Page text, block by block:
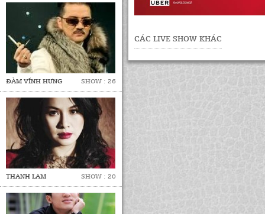
ĐÀM VĨNH HƯNG SHOW : 26
THANH LAM SHOW : 20
CÁC LIVE SHOW KHÁC